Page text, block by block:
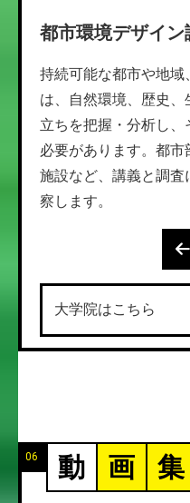
都市環境デザイン
持続可能な都市や地域
は、自然環境、歴史、
立ちを把握・分析し、
必要があります。都
施設など、講義と調
察します。
大学院はこちら
06 動 画 集